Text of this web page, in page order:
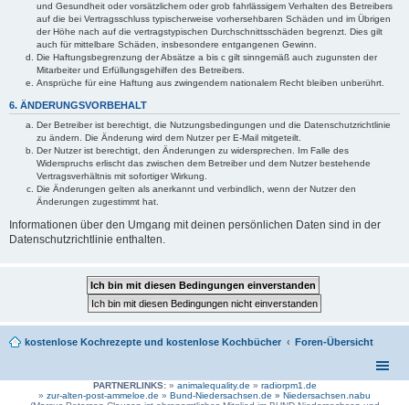
und Gesundheit oder vorsätzlichem oder grob fahrlässigem Verhalten des Betreibers
auf die bei Vertragsschluss typischerweise vorhersehbaren Schäden und im Übrigen
der Höhe nach auf die vertragstypischen Durchschnittsschäden begrenzt. Dies gilt
auch für mittelbare Schäden, insbesondere entgangenen Gewinn.
Die Haftungsbegrenzung der Absätze a bis c gilt sinngemäß auch zugunsten der
Mitarbeiter und Erfüllungsgehilfen des Betreibers.
Ansprüche für eine Haftung aus zwingendem nationalem Recht bleiben unberührt.
6. ÄNDERUNGSVORBEHALT
Der Betreiber ist berechtigt, die Nutzungsbedingungen und die Datenschutzrichtlinie
zu ändern. Die Änderung wird dem Nutzer per E-Mail mitgeteilt.
Der Nutzer ist berechtigt, den Änderungen zu widersprechen. Im Falle des
Widerspruchs erlischt das zwischen dem Betreiber und dem Nutzer bestehende
Vertragsverhältnis mit sofortiger Wirkung.
Die Änderungen gelten als anerkannt und verbindlich, wenn der Nutzer den
Änderungen zugestimmt hat.
Informationen über den Umgang mit deinen persönlichen Daten sind in der
Datenschutzrichtlinie enthalten.
kostenlose Kochrezepte und kostenlose Kochbücher Foren-Übersicht
PARTNERLINKS:» animalequality.de » radiorpm1.de
» zur-alten-post-ammeloe.de » Bund-Niedersachsen.de » Niedersachsen.nabu